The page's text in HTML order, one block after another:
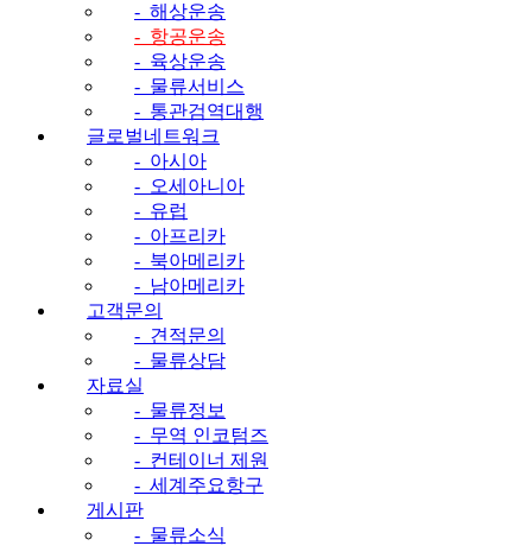
- 해상운송
- 항공운송
- 육상운송
- 물류서비스
- 통관검역대행
글로벌네트워크
- 아시아
- 오세아니아
- 유럽
- 아프리카
- 북아메리카
- 남아메리카
고객문의
- 견적문의
- 물류상담
자료실
- 물류정보
- 무역 인코텀즈
- 컨테이너 제원
- 세계주요항구
게시판
- 물류소식